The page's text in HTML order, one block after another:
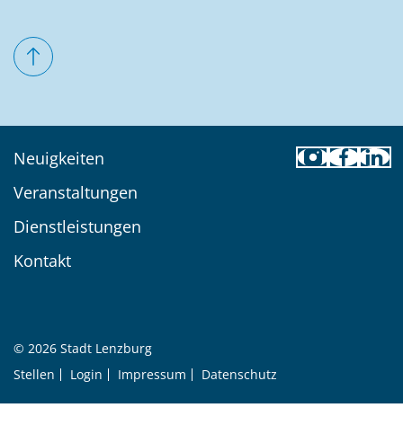
Neuigkeiten
Veranstaltungen
Dienstleistungen
Kontakt
© 2026 Stadt Lenzburg
Toolbar
Stellen Login Impressum Datenschutz